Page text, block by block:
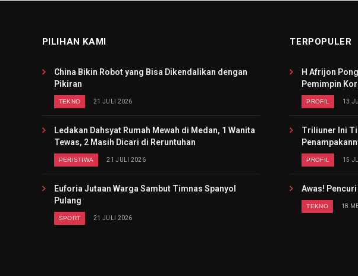
PILIHAN KAMI
China Bikin Robot yang Bisa Dikendalikan dengan
Pikiran
TEKNO 21 JULI 2026
Ledakan Dahsyat Rumah Mewah di Medan, 1 Wanita
Tewas, 2 Masih Dicari di Reruntuhan
PERISTIWA 21 JULI 2026
Euforia Jutaan Warga Sambut Timnas Spanyol
Pulang
SPORT 21 JULI 2026
TERPOPULER
H Afrijon
Pemimpin
PROFIL 13
Triliuner Ini
PROFIL 15
Awas!
TEKNO 18